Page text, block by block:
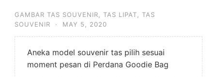
GAMBAR TAS SOUVENIR TAS LIPAT
TAS
SOUVENIR
· MAY 5, 2020
Aneka model souvenir tas pilih sesuai
moment pesan di Perdana Goodie Bag